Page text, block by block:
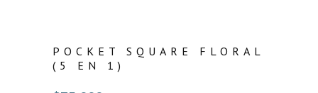
POCKET SQUARE FLORAL
(5 EN 1)